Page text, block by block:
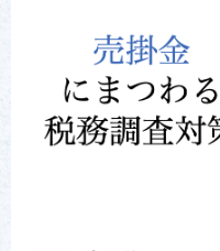
当事務所の特徴
お客様の声